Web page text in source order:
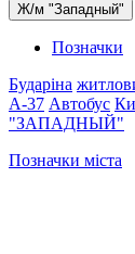
Ж/м "Западный"
Позначки
Бударіна
A-37 Автобус
"ЗАПАДНЫЙ"
Позначки міста